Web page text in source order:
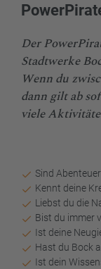
Der
Stadtwerke
Wenn du
dann gilt ab
viele
Sind
Kennt deine
Liebst du die
Bist du immer
Ist deine
Hast du Bock
Ist dein